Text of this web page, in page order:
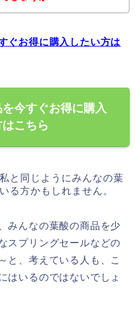
ぐお得に購入したい方は
今すぐお得に購入
こちら
と同じようにみんなの葉
る方かもしれません。
みんなの葉酸の商品を少
スプリングセールなどの
と、考えている人も、こ
はいるのではないでしょ